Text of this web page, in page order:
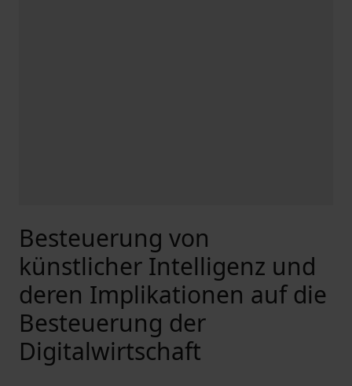
Besteuerung von
künstlicher Intelligenz und
deren Implikationen auf die
Besteuerung der
Digitalwirtschaft